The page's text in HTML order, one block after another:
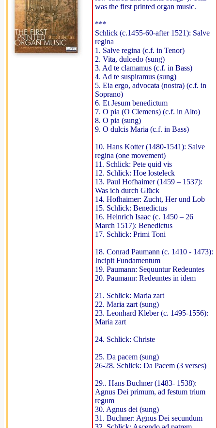
was the first printed organ music.
***
Schlick (c.1455-60-after 1521): Salve
regina
1. Salve regina (c.f. in Tenor)
2. Vita, dulcedo (sung)
3. Ad te clamamus (c.f. in Bass)
4. Ad te suspiramus (sung)
5. Eia ergo, advocata (nostra) (c.f. in
Soprano)
6. Et Jesum benedictum
7. O pia (O Clemens) (c.f. in Alto)
8. O pia (sung)
9. O dulcis Maria (c.f. in Bass)
10. Hans Kotter (1480-1541): Salve
regina (one movement)
11. Schlick: Pete quid vis
12. Schlick: Hoe losteleck
13. Paul Hofhaimer (1459 – 1537):
Was ich durch Glück
14. Hofhaimer: Zucht, Her und Lob
15. Schlick: Benedictus
16. Heinrich Isaac (c. 1450 – 26
March 1517): Benedictus
17. Schlick: Primi Toni
18. Conrad Paumann (c. 1410 - 1473):
Incipit Fundamentum
19. Paumann: Sequuntur Redeuntes
20. Paumann: Redeuntes in idem
21. Schlick: Maria zart
22. Maria zart (sung)
23. Leonhard Kleber (c. 1495-1556):
Maria zart
24. Schlick: Christe
25. Da pacem (sung)
26-28. Schlick: Da Pacem (3 verses)
29.. Hans Buchner (1483- 1538):
Agnus Dei primum, ad festum trium
regum
30. Agnus dei (sung)
31. Buchner: Agnus Dei secundum